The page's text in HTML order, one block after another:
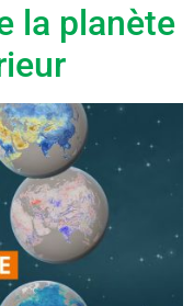
la planète